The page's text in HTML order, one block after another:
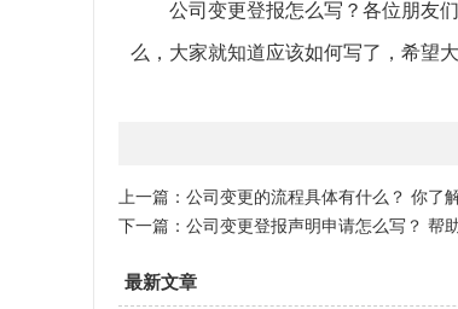
公司变更登报怎么写？各位朋友们
么，大家就知道应该如何写了，希望
上一篇： 公司变更的流程具体有什么？ 你了
下一篇： 公司变更登报声明申请怎么写？ 帮
最新文章